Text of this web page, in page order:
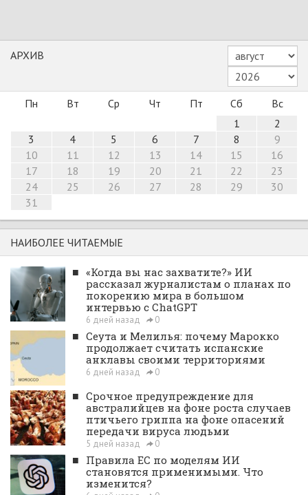
АРХИВ
Пн Вт Ср Чт Пт Сб
Вс
1
2
3
4 5 6 7 8
9
10
11 12 13 14 15
16
17
18 19 20 21 22
23
24
25 26 27 28 29
30
31
НАИБОЛЕЕ ЧИТАЕМЫЕ
■ «Когда вы нас захватите?» ИИ
рассказал журналистам о планах по
покорению мира в большом
интервью с ChatGPT
6 дней назад 0
■ Сеута и Мелилья: почему Марокко
продолжает считать испанские
анклавы своими территориями
6 дней назад 0
■ Срочное предупреждение для
австралийцев на фоне роста случаев
птичьего гриппа на фоне опасений
передачи вируса людьми
5 дней назад 0
■ Правила ЕС по моделям ИИ
становятся применимыми. Что
изменится?